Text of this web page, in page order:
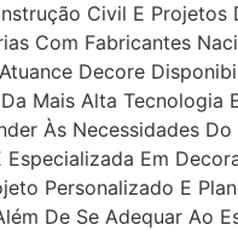
Civil E Projetos
Com Fabricantes
Decore
Mais Alta Tecnologia
Às Necessidades Do
Especializada Em
Personalizado E
De Se Adequar Ao